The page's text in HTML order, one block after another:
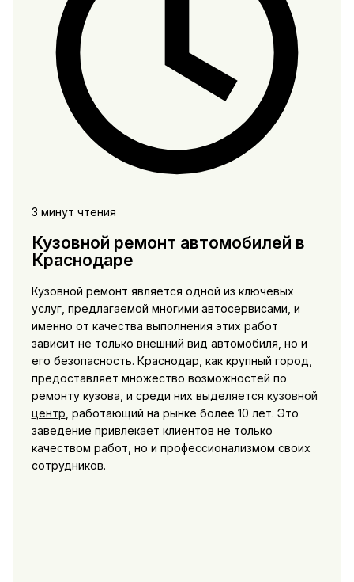
3 минут чтения
Кузовной ремонт автомобилей в
Краснодаре
Кузовной ремонт является одной из ключевых
услуг, предлагаемой многими автосервисами, и
именно от качества выполнения этих работ
зависит не только внешний вид автомобиля, но и
его безопасность. Краснодар, как крупный город,
предоставляет множество возможностей по
ремонту кузова, и среди них выделяется кузовной
центр , работающий на рынке более 10 лет. Это
заведение привлекает клиентов не только
качеством работ, но и профессионализмом своих
сотрудников.